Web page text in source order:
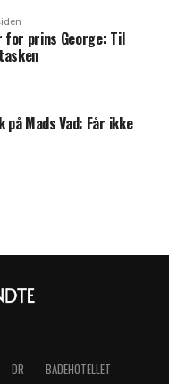
prins George: Til
Mads Vad: Får ikke
DR BADEHOTELLET